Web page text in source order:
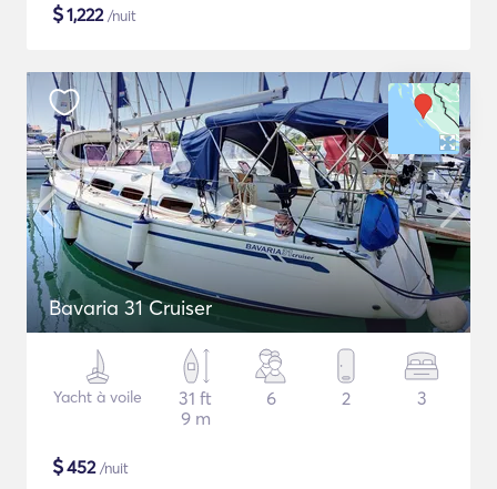
$1,222/nuit
Bavaria 31 Cruiser
Yacht à voile
31 ft
9 m
6 2 3
$452/nuit